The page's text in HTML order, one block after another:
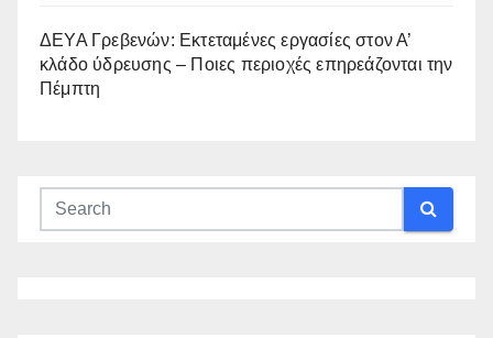
ΔΕΥΑ Γρεβενών: Εκτεταμένες εργασίες στον Α’
κλάδο ύδρευσης – Ποιες περιοχές επηρεάζονται την
Πέμπτη